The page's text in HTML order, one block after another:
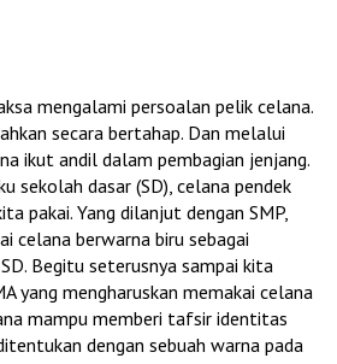
mengalami persoalan pelik celana.
secara bertahap. Dan melalui
ikut andil dalam pembagian jenjang.
sekolah dasar (SD), celana pendek
pakai. Yang dilanjut dengan SMP,
celana berwarna biru sebagai
Begitu seterusnya sampai kita
yang mengharuskan memakai celana
mampu memberi tafsir identitas
dengan sebuah warna pada